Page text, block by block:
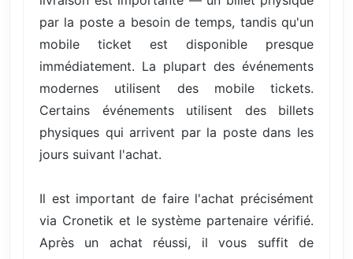
par la poste a besoin de temps, tandis qu'un
mobile ticket est disponible presque
immédiatement. La plupart des événements
modernes utilisent des mobile tickets.
Certains événements utilisent des billets
physiques qui arrivent par la poste dans les
jours suivant l'achat.
Il est important de faire l'achat précisément
via Cronetik et le système partenaire vérifié.
Après un achat réussi, il vous suffit de